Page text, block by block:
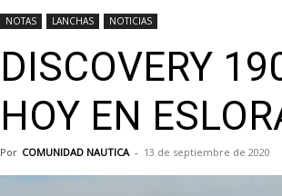
NOTAS LANCHAS NOTICIAS
DISCOVERY
HOY EN
Por COMUNIDAD NAUTICA - 13 de septiembre de 2020